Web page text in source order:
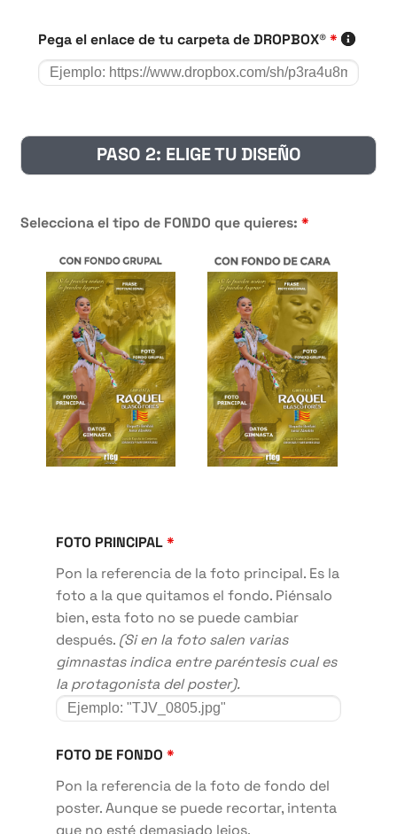
Pega el enlace de tu carpeta de DROPBOX®*
PASO 2: ELIGE TU DISEÑO
Selecciona el tipo de FONDO que quieres: *
FOTO PRINCIPAL*
Pon la referencia de la foto principal. Es la
foto a la que quitamos el fondo. Piénsalo
bien, esta foto no se puede cambiar
después. (Si en la foto salen varias
gimnastas indica entre paréntesis cual es
la protagonista del poster).
FOTO DE FONDO*
Pon la referencia de la foto de fondo del
poster. Aunque se puede recortar, intenta